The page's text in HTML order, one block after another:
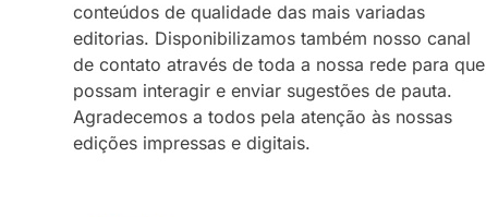
conteúdos de qualidade das mais variadas
editorias. Disponibilizamos também nosso canal
de contato através de toda a nossa rede para que
possam interagir e enviar sugestões de pauta.
Agradecemos a todos pela atenção às nossas
edições impressas e digitais.